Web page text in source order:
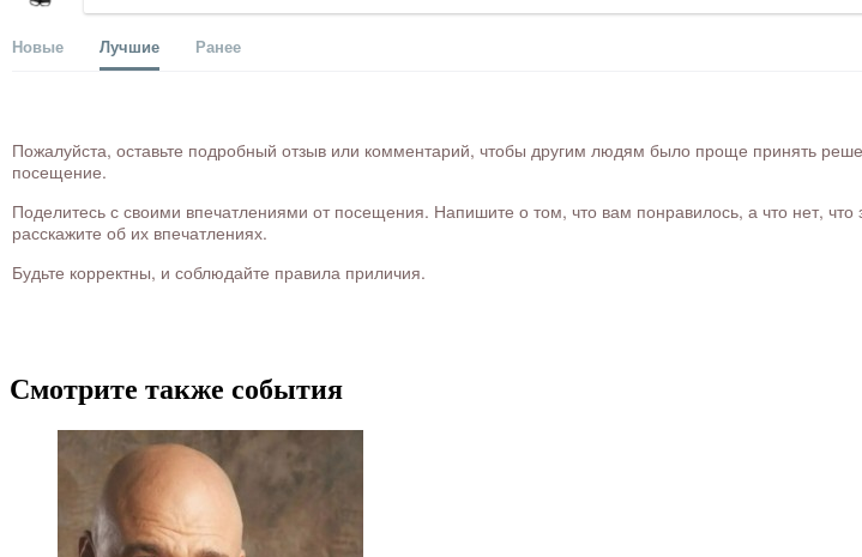
Новые Лучшие Ранее
Пожалуйста, оставьте подробный отзыв или комментарий, чтобы другим людям было проще принять
посещение.
Поделитесь с своими впечатлениями от посещения. Напишите о том, что вам понравилось, а что нет,
расскажите об их впечатлениях.
Будьте корректны, и соблюдайте правила приличия.
Смотрите также события